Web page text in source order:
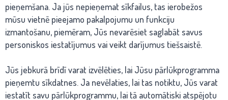
pieņemšana. Ja jūs nepieņemat sīkfailus, tas ierobežos
mūsu vietnē pieejamo pakalpojumu un funkciju
izmantošanu, piemēram, Jūs nevarēsiet saglabāt savus
personiskos iestatījumus vai veikt darījumus tiešsaistē.
Jūs jebkurā brīdī varat izvēlēties, lai Jūsu pārlūkprogramma
pieņemtu sīkdatnes. Ja nevēlaties, lai tas notiktu, Jūs varat
iestatīt savu pārlūkprogrammu, lai tā automātiski atspējotu